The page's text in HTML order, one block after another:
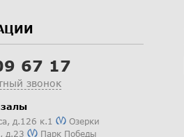
67 17
звонок
д.126 к.1
Озерки
д.23 Парк Победы